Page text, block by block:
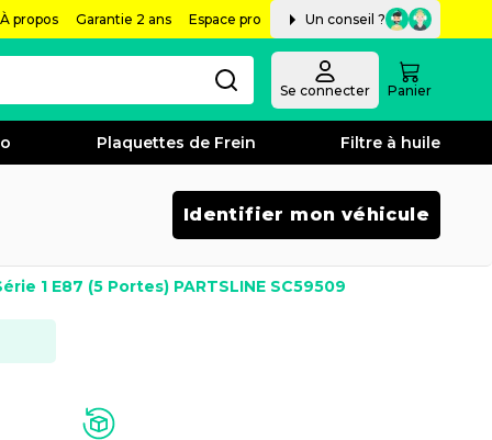
À propos Garantie 2 ans Espace pro Un conseil ?
Se connecter Panier
Plaquettes de Frein Filtre à huile
Identifier mon véhicule
1 E87 (5 Portes) PARTSLINE SC59509